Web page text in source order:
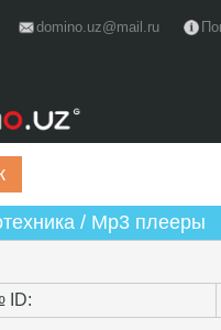
domino.uz@mail.ru
/ Mp3 плееры
ID: